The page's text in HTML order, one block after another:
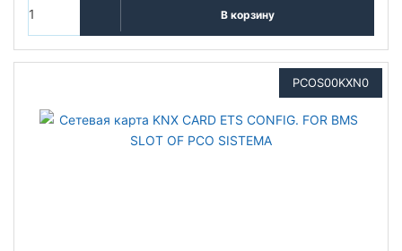
В корзину
PCOS00KXN0